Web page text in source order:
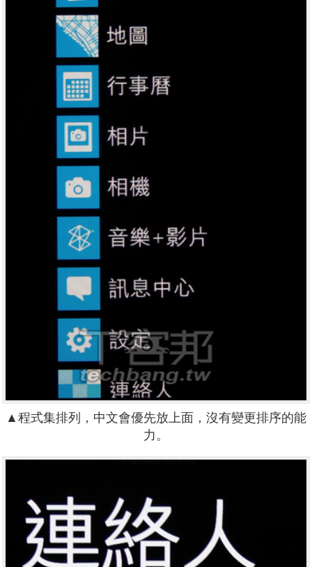
▲程式集排列，中文會優先放上面，沒有變更排序的能
力。